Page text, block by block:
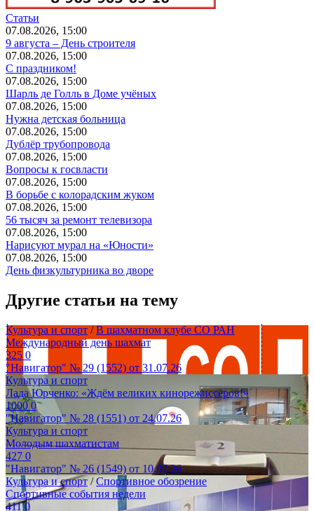
Статьи
07.08.2026, 15:00
9 августа – День строителя
07.08.2026, 15:00
С праздником!
07.08.2026, 15:00
Шарль де Голль в Доме учёных
07.08.2026, 15:00
Нужна детская больница
07.08.2026, 15:00
Дублёр трубопровода
07.08.2026, 15:00
Вопросы к госвласти
07.08.2026, 15:00
В борьбе с колорадским жуком
07.08.2026, 15:00
56 тысяч за ремонт телевизора
07.08.2026, 15:00
Нарисуют мурал на «Юности»
07.08.2026, 15:00
День физкультурника во дворе
Другие статьи на тему
Культура и спорт /В шахматном клубе СО РАН
Международный день шахмат
325 0
"Навигатор" № 29 (1552) от 31.07.26
Культура и спорт
Лада Юрченко: «Ждём великих кинорежиссёров!»
10000
"Навигатор" № 28 (1551) от 24.07.26
Культура и спорт
Молодым шахматистам
427 0
"Навигатор" № 26 (1549) от 10.07.26
Культура и спорт /Спортивное обозрение
Спортивные события недели
4110